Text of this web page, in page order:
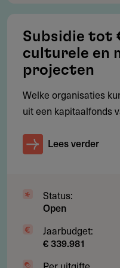
Subsidie
Hoeveel subsidie kun je
1.000 euroaanvragen.
Maximaal: afhankelijk
Geen vast
Subsidie tot
culturele en
projecten
Welke organisaties
uit een kapitaalfonds
Lees verder
Status:
Open
Jaarbudget:
€ 339.981